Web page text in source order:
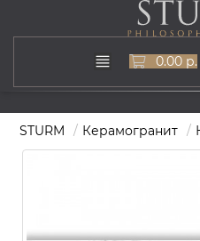
0.00 р.
STURM Керамогранит